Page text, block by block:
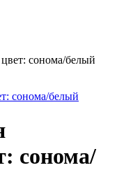
сонома/белый
сонома/